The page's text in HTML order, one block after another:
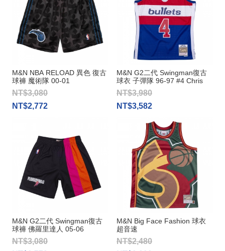
M&N NBA RELOAD 異色 復古
球褲 魔術隊 00-01
NT$3,080
NT$2,772
M&N G2二代 Swingman復古
球衣 子彈隊 96-97 #4 Chris
Webber
NT$3,980
NT$3,582
M&N G2二代 Swingman復古
球褲 佛羅里達人 05-06
NT$3,080
M&N Big Face Fashion 球衣
超音速
NT$2,480